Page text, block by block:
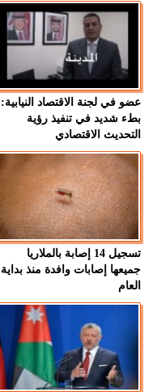
عضو في لجنة الاقتصاد النيابية:
بطء شديد في تنفيذ رؤية
التحديث الاقتصادي
تسجيل 14 إصابة بالملاريا
جميعها إصابات وافدة منذ بداية
العام